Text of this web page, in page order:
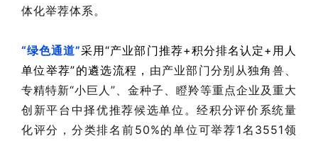
体化举荐体系。
“绿色通道”采用“产业部门推荐+积分排名认定+用人
单位举荐”的遴选流程， 由产业部门分别从独角兽、
专精特新“小巨人”、金种子、瞪羚等重点企业及重大
创新平台中择优推荐候选单位。经积分评价系统量
化评分，分类排名前50%的单位可举荐1名3551领